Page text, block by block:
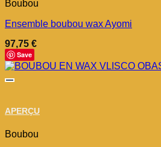
Boubou
Ensemble boubou wax Ayomi
97,75 €
Save
APERÇU
Boubou